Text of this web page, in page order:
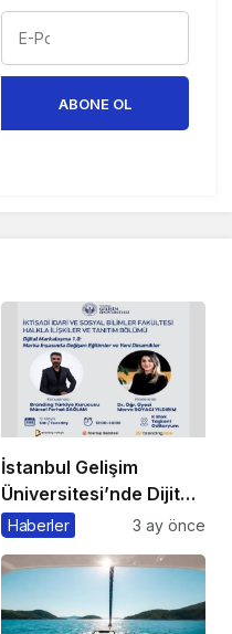
ABONE OL
İstanbul Gelişim
Üniversitesi’nde Dijital
Markalaşma 1.0
Haberler 3 ay önce